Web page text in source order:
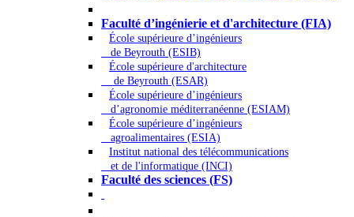
Faculté d’ingénierie et d'architecture (FIA)
École supérieure d’ingénieurs
de Beyrouth (ESIB)
École supérieure d'architecture
de Beyrouth (ESAR)
École supérieure d’ingénieurs
d’agronomie méditerranéenne (ESIAM)
École supérieure d’ingénieurs
agroalimentaires (ESIA)
Institut national des télécommunications
et de l'informatique (INCI)
Faculté des sciences (FS)